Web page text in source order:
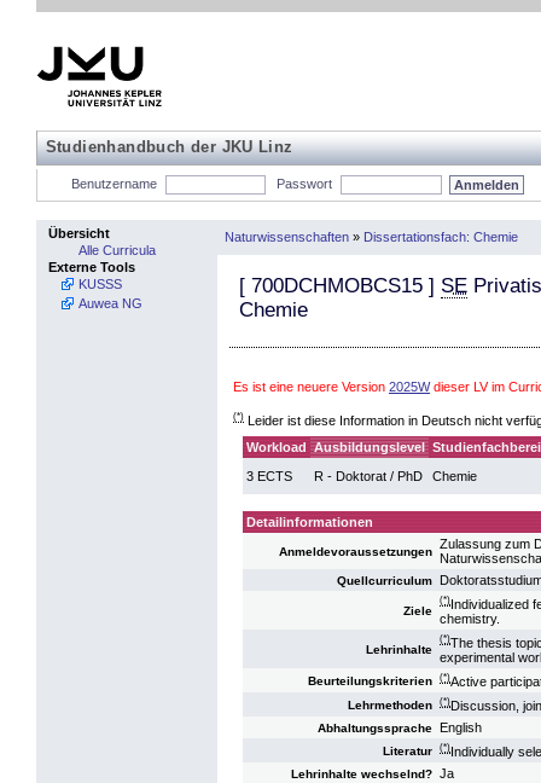
Studienhandbuch der JKU Linz
Benutzername Passwort
Übersicht
Alle Curricula
Externe Tools
KUSSS
Auwea NG
Naturwissenschaften » Dissertationsfach: Chemie
[ 700DCHMOBCS15 ] SE
Chemie
Es ist eine neuere Version 2025Wdieser LV im
(*) Leider ist diese Information in Deutsch nicht
Workload Ausbildungslevel
3 ECTS
R - Doktorat / PhD Chemie
Detailinformationen
Anmeldevoraussetzungen
Zulassung zum
Quellcurriculum
Ziele
(*)Individualized
chemistry.
Lehrinhalte
(*)The thesis
experimental
Beurteilungskriterien (*)Active
Lehrmethoden (*)Discussion,
Abhaltungssprache English
Literatur (*)Individually
Lehrinhalte wechselnd? Ja